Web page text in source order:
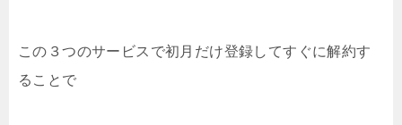
この３つのサービスで初月だけ登録してすぐに解約す
ることで